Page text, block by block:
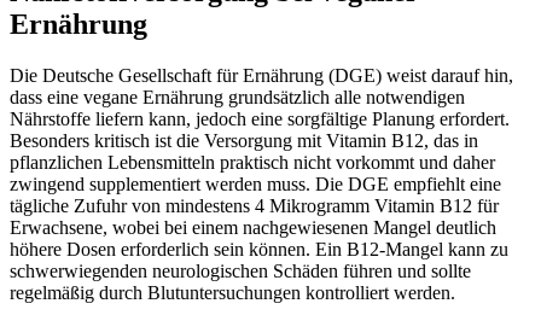
Ernährung
Die Deutsche Gesellschaft für Ernährung (DGE) weist darauf hin,
dass eine vegane Ernährung grundsätzlich alle notwendigen
Nährstoffe liefern kann, jedoch eine sorgfältige Planung erfordert.
Besonders kritisch ist die Versorgung mit Vitamin B12, das in
pflanzlichen Lebensmitteln praktisch nicht vorkommt und daher
zwingend supplementiert werden muss. Die DGE empfiehlt eine
tägliche Zufuhr von mindestens 4 Mikrogramm Vitamin B12 für
Erwachsene, wobei bei einem nachgewiesenen Mangel deutlich
höhere Dosen erforderlich sein können. Ein B12-Mangel kann zu
schwerwiegenden neurologischen Schäden führen und sollte
regelmäßig durch Blutuntersuchungen kontrolliert werden.